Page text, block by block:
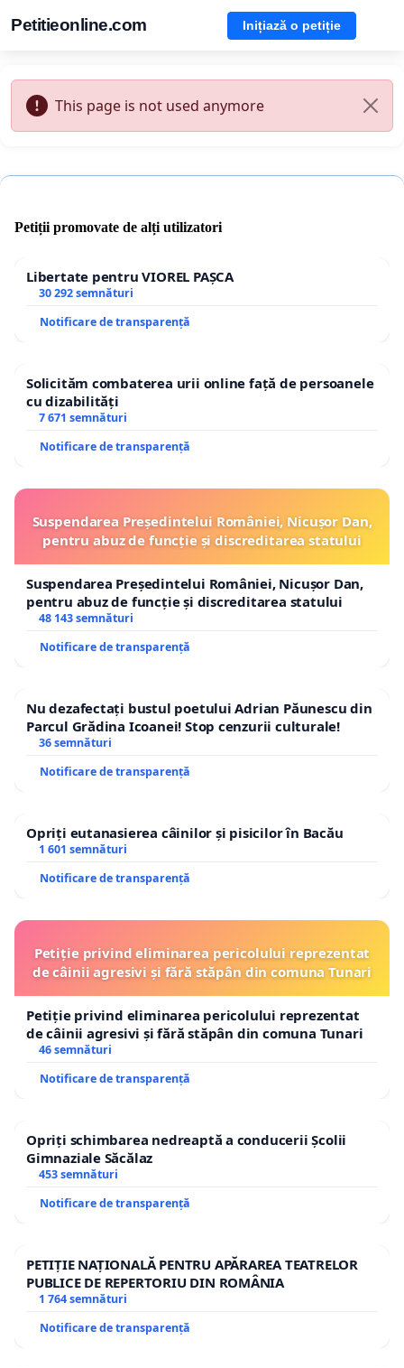
Petitieonline.com Inițiază o petiție
This page is not used anymore
Petiții promovate de alți utilizatori
Libertate pentru VIOREL PAȘCA
30 292 semnături
Notificare de transparență
Solicităm combaterea urii online față de persoanele
cu dizabilități
7 671 semnături
Notificare de transparență
Suspendarea Președintelui României, Nicușor Dan,
pentru abuz de funcție și discreditarea statului
Suspendarea Președintelui României, Nicușor Dan,
pentru abuz de funcție și discreditarea statului
48 143 semnături
Notificare de transparență
Nu dezafectați bustul poetului Adrian Păunescu din
Parcul Grădina Icoanei! Stop cenzurii culturale!
36 semnături
Notificare de transparență
Opriți eutanasierea câinilor și pisicilor în Bacău
1 601 semnături
Notificare de transparență
Petiție privind eliminarea pericolului reprezentat
de câinii agresivi și fără stăpân din comuna Tunari
Petiție privind eliminarea pericolului reprezentat
de câinii agresivi și fără stăpân din comuna Tunari
46 semnături
Notificare de transparență
Opriți schimbarea nedreaptă a conducerii Școlii
Gimnaziale Săcălaz
453 semnături
Notificare de transparență
PETIȚIE NAȚIONALĂ PENTRU APĂRAREA TEATRELOR
PUBLICE DE REPERTORIU DIN ROMÂNIA
1 764 semnături
Notificare de transparență